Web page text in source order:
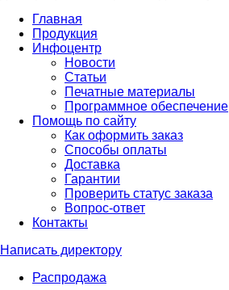
Главная
Продукция
Инфоцентр
Новости
Статьи
Печатные материалы
Программное обеспечение
Помощь по сайту
Как оформить заказ
Способы оплаты
Доставка
Гарантии
Проверить статус заказа
Вопрос-ответ
Контакты
Написать директору
Распродажа